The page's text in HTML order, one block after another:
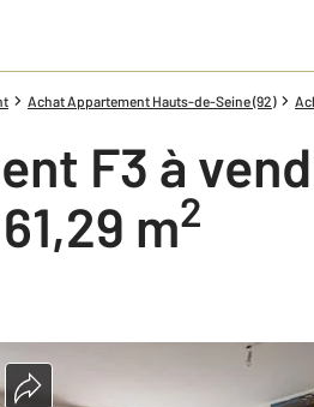
Achat Appartement Hauts-de-Seine (92)
F3 à
m2